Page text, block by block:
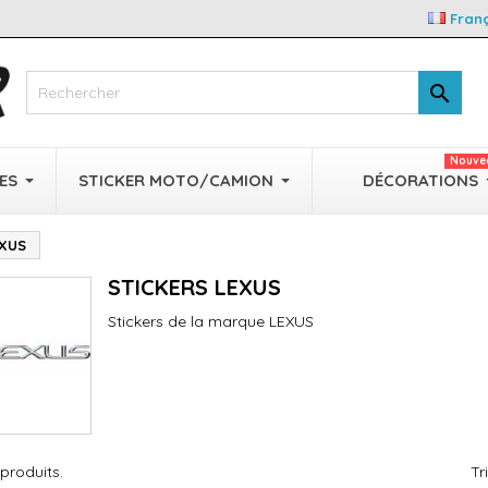

STICKER MOTO/CAMION DÉCORATIONS
STICKERS LEXUS
Stickers de la marque LEXUS